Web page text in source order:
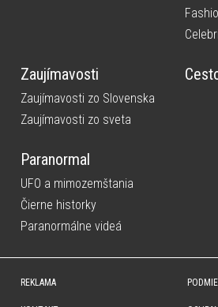
Zaujímavosti
Zaujímavosti zo Slovenska
Zaujímavosti zo sveta
Paranormal
UFO a mimozemštania
Čierne historky
Paranormálne videá
REKLAMA